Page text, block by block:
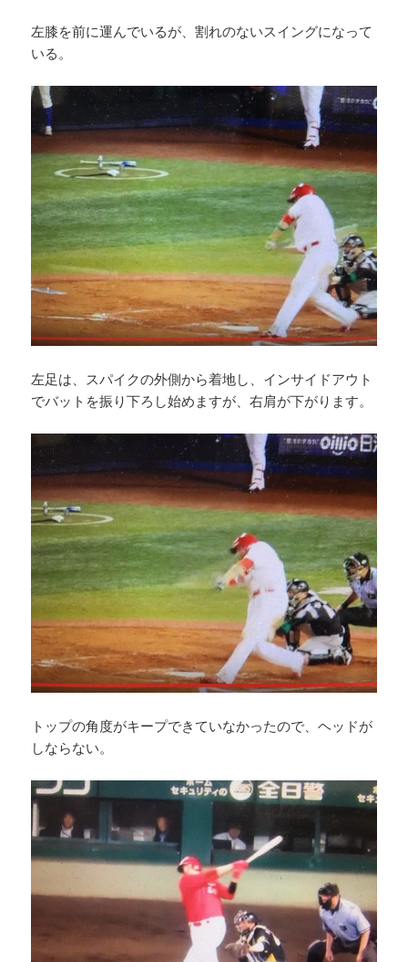
左膝を前に運んでいるが、割れのないスイングになって
いる。
左足は、スパイクの外側から着地し、インサイドアウト
でバットを振り下ろし始めますが、右肩が下がります。
トップの角度がキープできていなかったので、ヘッドが
しならない。